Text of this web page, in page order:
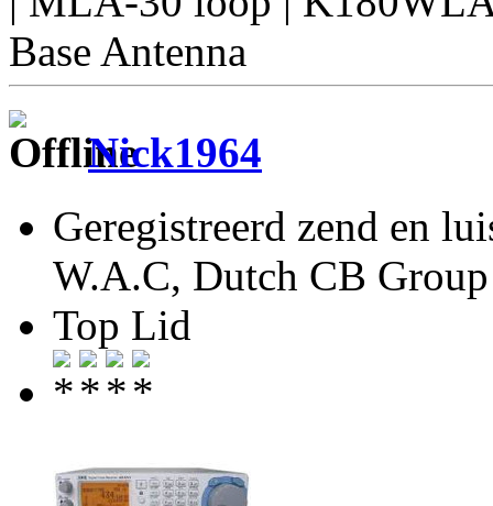
Base Antenna
Nick1964
Geregistreerd zend en
W.A.C, Dutch CB
Top Lid